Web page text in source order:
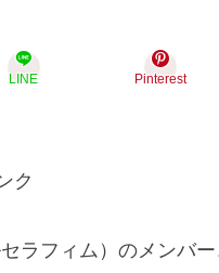
LINE Pinterest
ク
ラフィム）のメンバ